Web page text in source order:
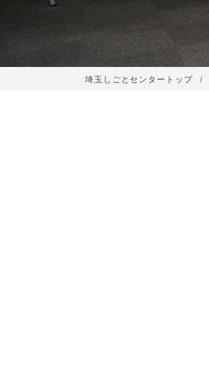
埼玉しごとセンタートップ